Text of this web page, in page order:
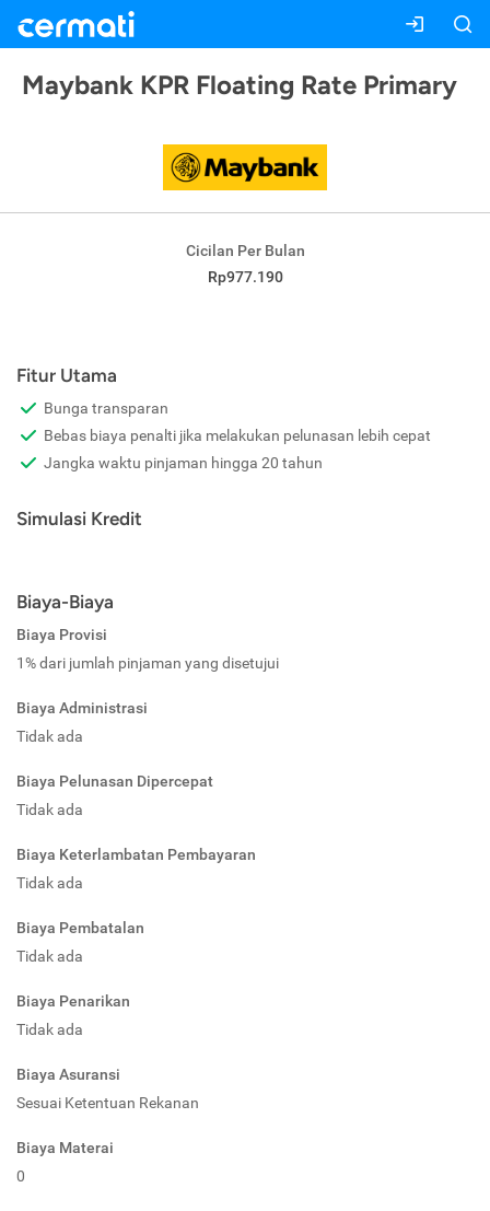
Maybank KPR Floating Rate Primary
Cicilan Per Bulan
Rp977.190
Fitur Utama
Bunga transparan
Bebas biaya penalti jika melakukan pelunasan lebih cepat
Jangka waktu pinjaman hingga 20 tahun
Simulasi Kredit
Biaya-Biaya
Biaya Provisi
1% dari jumlah pinjaman yang disetujui
Biaya Administrasi
Tidak ada
Biaya Pelunasan Dipercepat
Tidak ada
Biaya Keterlambatan Pembayaran
Tidak ada
Biaya Pembatalan
Tidak ada
Biaya Penarikan
Tidak ada
Biaya Asuransi
Sesuai Ketentuan Rekanan
Biaya Materai
0